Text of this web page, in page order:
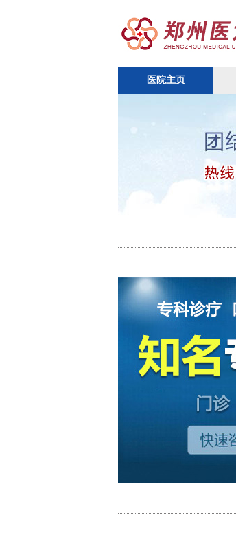
医院主页